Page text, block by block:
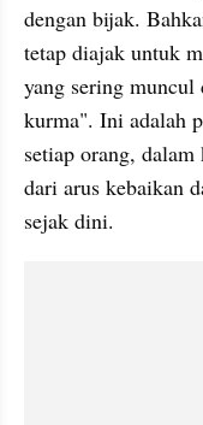
dengan bijak.
tetap diajak untuk
yang sering
kurma". Ini adalah
setiap orang,
dari arus kebaikan
sejak dini.